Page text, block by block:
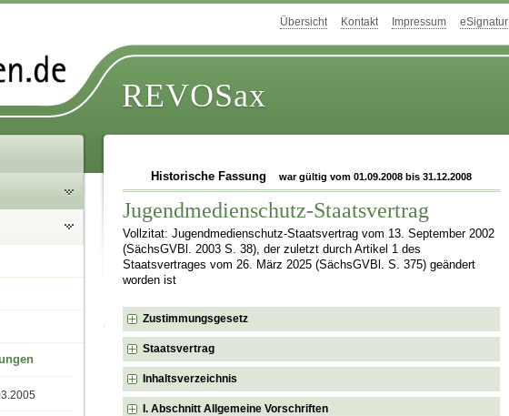
Übersicht Kontakt Impressum eSignatur
REVOSax
Historische Fassung war gültig vom 01.09.2008 bis 31.12.2008
Jugendmedienschutz-Staatsvertrag
Vollzitat: Jugendmedienschutz-Staatsvertrag vom 13. September 2002
(SächsGVBl. 2003 S. 38), der zuletzt durch Artikel 1 des
Staatsvertrages vom 26. März 2025 (SächsGVBl. S. 375) geändert
worden ist
Zustimmungsgesetz
Staatsvertrag
Inhaltsverzeichnis
I. Abschnitt Allgemeine Vorschriften